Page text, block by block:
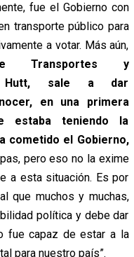
fue el Gobierno con
transporte público para
a votar. Más aún,
Transportes y
Hutt, sale a dar
en una primera
estaba teniendo la
cometido el Gobierno,
pero eso no la exime
a esta situación. Es por
que muchos y muchas,
política y debe dar
fue capaz de estar a la
para nuestro país”.